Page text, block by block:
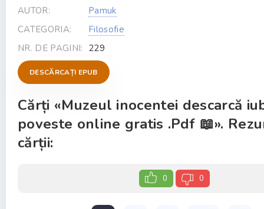
AUTOR:
Pamuk
CATEGORIA:
Filosofie
NR. DE PAGINI: 229
DESCĂRCAȚI EPUB
Cărți «Muzeul inocentei descarcă
poveste online gratis .Pdf 📖».
cărții:
0 0